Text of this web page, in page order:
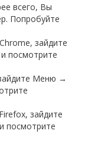
всего, Вы
Попробуйте
зайдите
посмотрите
Меню →
зайдите
посмотрите